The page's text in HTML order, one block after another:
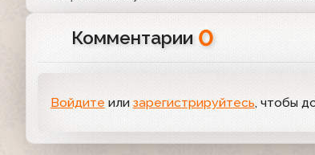
Комментарии 0
Войдите или зарегистрируйтесь, чтобы